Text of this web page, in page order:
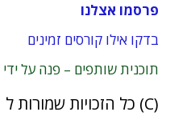
פרסמו אצלנו
בדקו אילו קורסים זמינים
תוכנית שותפים – פנה על ידי
(C) כל הזכויות שמורות ל